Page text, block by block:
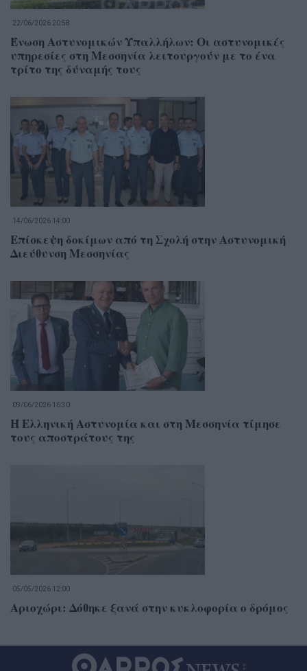
22/06/2026 20:58
Ένωση Αστυνομικών Υπαλλήλων: Οι αστυνομικές
υπηρεσίες στη Μεσσηνία λειτουργούν με το ένα
τρίτο της δύναμής τους
14/06/2026 14:00
Επίσκεψη δοκίμων από τη Σχολή στην Αστυνομική
Διεύθυνση Μεσσηνίας
09/06/2026 16:30
Η Ελληνική Αστυνομία και στη Μεσσηνία τίμησε
τους αποστράτους της
05/05/2026 12:00
Αριοχώρι: Δόθηκε ξανά στην κυκλοφορία ο δρόμος